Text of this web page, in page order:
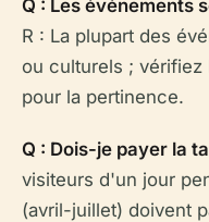
Q : Les événements
R : La plupart des
ou culturels ;
pour la pertinence.
Q : Dois-je payer la
visiteurs d'un jour
(avril-juillet) doivent